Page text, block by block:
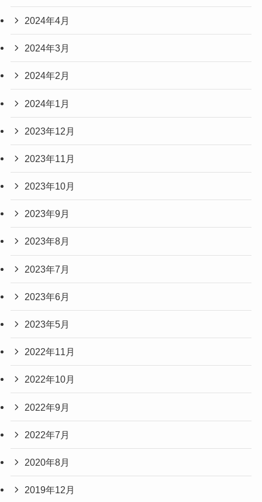
2024年4月
2024年3月
2024年2月
2024年1月
2023年12月
2023年11月
2023年10月
2023年9月
2023年8月
2023年7月
2023年6月
2023年5月
2022年11月
2022年10月
2022年9月
2022年7月
2020年8月
2019年12月